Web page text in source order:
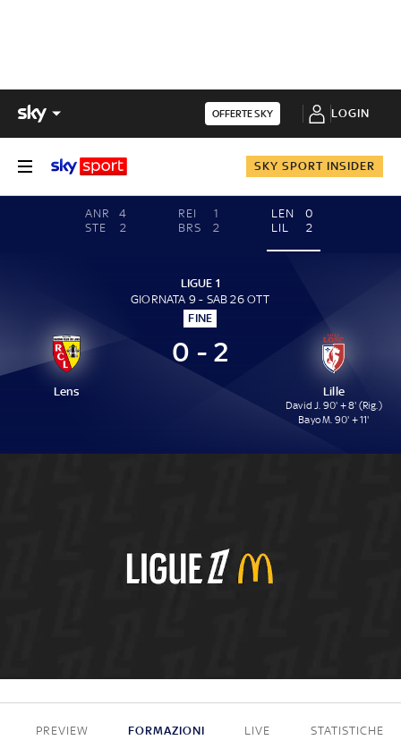
OFFERTE SKY LOGIN
SKY SPORT INSIDER
ANR
4
STE
2
REI
1
BRS
2
LEN
0
LIL
2
LIGUE 1
GIORNATA 9 - SAB 26 OTT
FINE
Lens
0 - 2
Lille
David J. 90' + 8' (Rig.)
Bayo M. 90' + 11'
0 - 2
PREVIEW FORMAZIONI LIVE STATISTICHE